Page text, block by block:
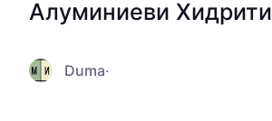
Алуминиеви Хидрити
Duma·